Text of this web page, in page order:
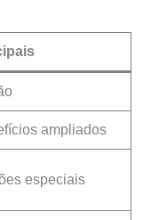
ampliados
especiais